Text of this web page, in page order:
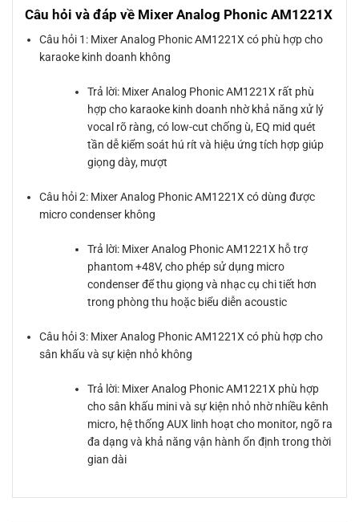
Câu hỏi và đáp về Mixer Analog Phonic AM1221X
Câu hỏi 1: Mixer Analog Phonic AM1221X có phù hợp cho
karaoke kinh doanh không
Trả lời: Mixer Analog Phonic AM1221X rất phù
hợp cho karaoke kinh doanh nhờ khả năng xử lý
vocal rõ ràng, có low-cut chống ù, EQ mid quét
tần dễ kiểm soát hú rít và hiệu ứng tích hợp giúp
giọng dày, mượt
Câu hỏi 2: Mixer Analog Phonic AM1221X có dùng được
micro condenser không
Trả lời: Mixer Analog Phonic AM1221X hỗ trợ
phantom +48V, cho phép sử dụng micro
condenser để thu giọng và nhạc cụ chi tiết hơn
trong phòng thu hoặc biểu diễn acoustic
Câu hỏi 3: Mixer Analog Phonic AM1221X có phù hợp cho
sân khấu và sự kiện nhỏ không
Trả lời: Mixer Analog Phonic AM1221X phù hợp
cho sân khấu mini và sự kiện nhỏ nhờ nhiều kênh
micro, hệ thống AUX linh hoạt cho monitor, ngõ ra
đa dạng và khả năng vận hành ổn định trong thời
gian dài